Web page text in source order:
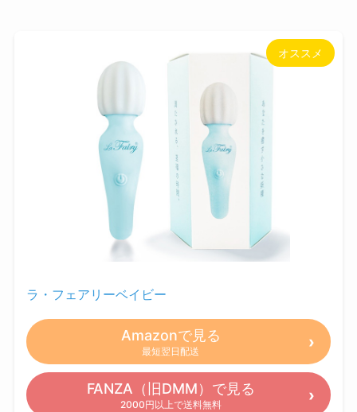
オススメ
ラ・フェアリーベイビー
Amazonで見る
最短翌日配送
FANZA（旧DMM）で見る
2000円以上で送料無料